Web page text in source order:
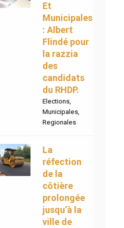
Et
Municipales
: Albert
Flindé pour
la razzia
des
candidats
du RHDP.
Elections,
Municipales,
Regionales
La
réfection
de la
côtière
prolongée
jusqu’à la
ville de